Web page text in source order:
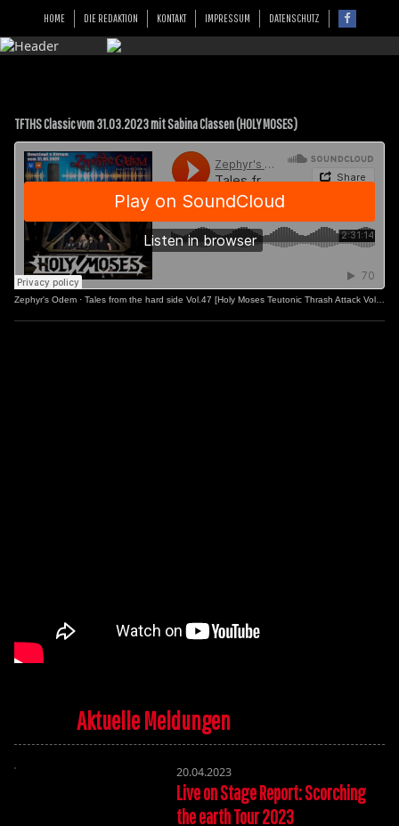
HOME DIE REDAKTION KONTAKT IMPRESSUM DATENSCHUTZ
TFTHS Classic vom 31.03.2023 mit Sabina Classen (HOLY MOSES)
Zephyr's Odem · Tales from the hard side Vol.47 [Holy Moses Teutonic Thrash Attack Vol.2]
Aktuelle Meldungen
20.04.2023
Live on Stage Report: Scorching
the earth Tour 2023